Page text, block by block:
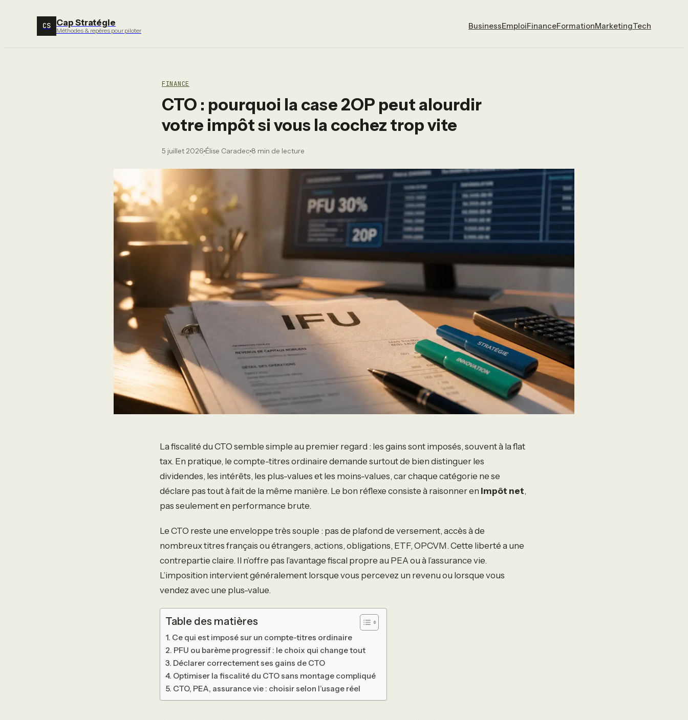
CS Cap Stratégie
Méthodes & repères pour piloter BusinessEmploiFinanceFormationMarketingTech
FINANCE
CTO : pourquoi la case 2OP peut alourdir
votre impôt si vous la cochez trop vite
5 juillet 2026
·
Élise Caradec
·
8 min de lecture
La fiscalité du CTO semble simple au premier regard : les gains sont imposés, souvent à la flat
tax. En pratique, le compte-titres ordinaire demande surtout de bien distinguer les
dividendes, les intérêts, les plus-values et les moins-values, car chaque catégorie ne se
déclare pas tout à fait de la même manière. Le bon réflexe consiste à raisonner en impôt net,
pas seulement en performance brute.
Le CTO reste une enveloppe très souple : pas de plafond de versement, accès à de
nombreux titres français ou étrangers, actions, obligations, ETF, OPCVM. Cette liberté a une
contrepartie claire. Il n’offre pas l’avantage fiscal propre au PEA ou à l’assurance vie.
L’imposition intervient généralement lorsque vous percevez un revenu ou lorsque vous
vendez avec une plus-value.
Table des matières
Ce qui est imposé sur un compte-titres ordinaire
PFU ou barème progressif : le choix qui change tout
Déclarer correctement ses gains de CTO
Optimiser la fiscalité du CTO sans montage compliqué
CTO, PEA, assurance vie : choisir selon l’usage réel